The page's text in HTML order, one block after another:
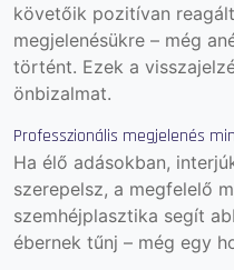
követőik pozitívan
megjelenésükre – még
történt. Ezek a
önbizalmat.
Professzionális megjelenés
Ha élő adásokban,
szerepelsz, a megfelelő
szemhéjplasztika segít
ébernek tűnj – még egy